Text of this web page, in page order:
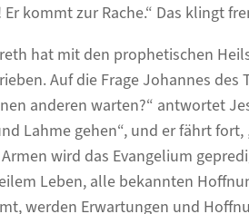
kommt zur Rache.“ Das klingt
hat mit den prophetischen
Auf die Frage Johannes
anderen warten?“ antwortet
Lahme gehen“, und er fährt
wird das Evangelium
Leben, alle bekannten
werden Erwartungen und